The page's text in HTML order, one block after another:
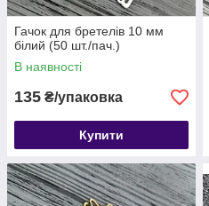
Гачок для бретелів 10 мм
білий (50 шт./пач.)
В наявності
135 ₴/упаковка
Купити